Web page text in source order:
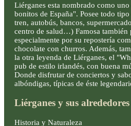
Liérganes esta nombrado como
bonitos de España". Posee todo
tren, autobús, bancos,
centro de salud…) Famosa también
especialmente por su repostería
chocolate con churros. Además,
la otra leyenda de Liérganes, el
pub de estilo irlandés, con buena
Donde disfrutar de conciertos y
albóndigas, típicas de éste
Liérganes y sus alrededores
Historia y Naturaleza